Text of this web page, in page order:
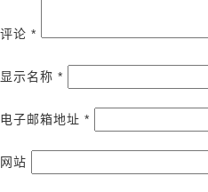
评论 *
显示名称 *
电子邮箱地址 *
网站